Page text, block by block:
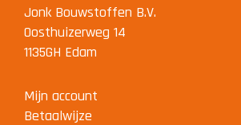
Jonk Bouwstoffen B.V.
Oosthuizerweg 14
1135GH Edam
Mijn account
Betaalwijze